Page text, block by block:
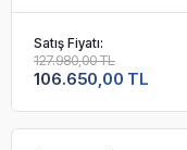
Satış Fiyatı:
106.650,00 TL
127.980,00 TL